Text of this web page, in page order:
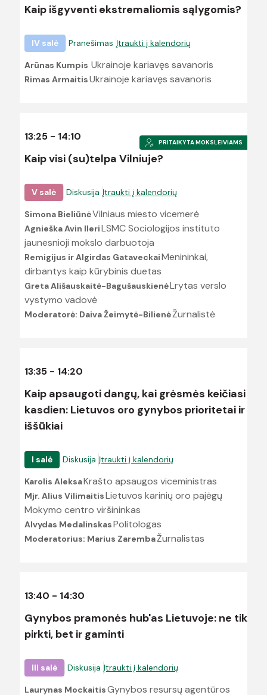
Kaip išgyventi ekstremaliomis sąlygomis?
IV salė Pranešimas Įtraukti į kalendorių
Arūnas Kumpis Ukrainoje kariavęs savanoris
Rimas ArmaitisUkrainoje kariavęs savanoris
13:25 - 14:10
Kaip visi (su)telpa Vilniuje?
V salė Diskusija Įtraukti į kalendorių
Simona BieliūnėVilniaus miesto vicemerė
Agnieška Avin IleriLSMC Sociologijos instituto
jaunesnioji mokslo darbuotoja
Remigijus ir Algirdas GataveckaiMenininkai,
dirbantys kaip kūrybinis duetas
Greta Ališauskaitė-BagušauskienėLrytas verslo
vystymo vadovė
Moderatorė: Daiva Žeimytė-BilienėŽurnalistė
PRITAIKYTA MOKSLEIVIAMS
13:35 - 14:20
Kaip apsaugoti dangų, kai grėsmės keičiasi
kasdien: Lietuvos oro gynybos prioritetai ir
iššūkiai
I salė Diskusija Įtraukti į kalendorių
Karolis AleksaKrašto apsaugos viceministras
Mjr. Alius VilimaitisLietuvos karinių oro pajėgų
Mokymo centro viršininkas
Alvydas MedalinskasPolitologas
Moderatorius: Marius ZarembaŽurnalistas
13:40 - 14:30
Gynybos pramonės hub'as Lietuvoje: ne tik
pirkti, bet ir gaminti
III salė Diskusija Įtraukti į kalendorių
Laurynas MockaitisGynybos resursų agentūros